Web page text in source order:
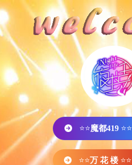
⭐⭐魔都419 ⭐⭐
⭐⭐万 花 楼 ⭐⭐